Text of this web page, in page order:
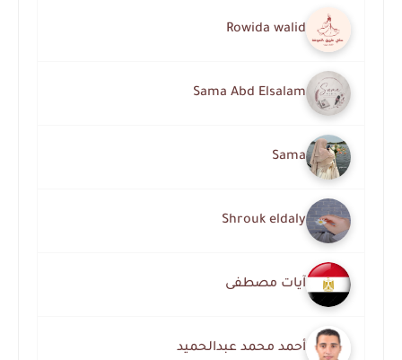
Rowida walid
Sama Abd Elsalam
Sama
Shrouk eldaly
آيات مصطفى
أحمد محمد عبدالحميد